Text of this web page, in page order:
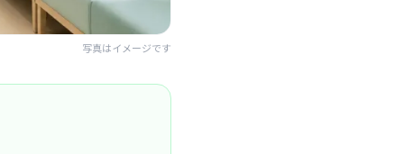
写真はイメージです